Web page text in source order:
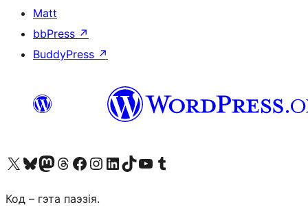
Matt
bbPress ↗
BuddyPress ↗
Наведайце наш акаўнт у X (былы Twitter)
Visit our Bluesky account
Visit our Mastodon account
Visit our Threads account
Наведаеце нашу старонку на Facebook
Наведайце наш Instagram
Наведайце нашу старонку ў LinkedIn
Visit our TikTok account
Наведайце наш YouTube каналVisit our Tumblr account
Код – гэта паэзія.